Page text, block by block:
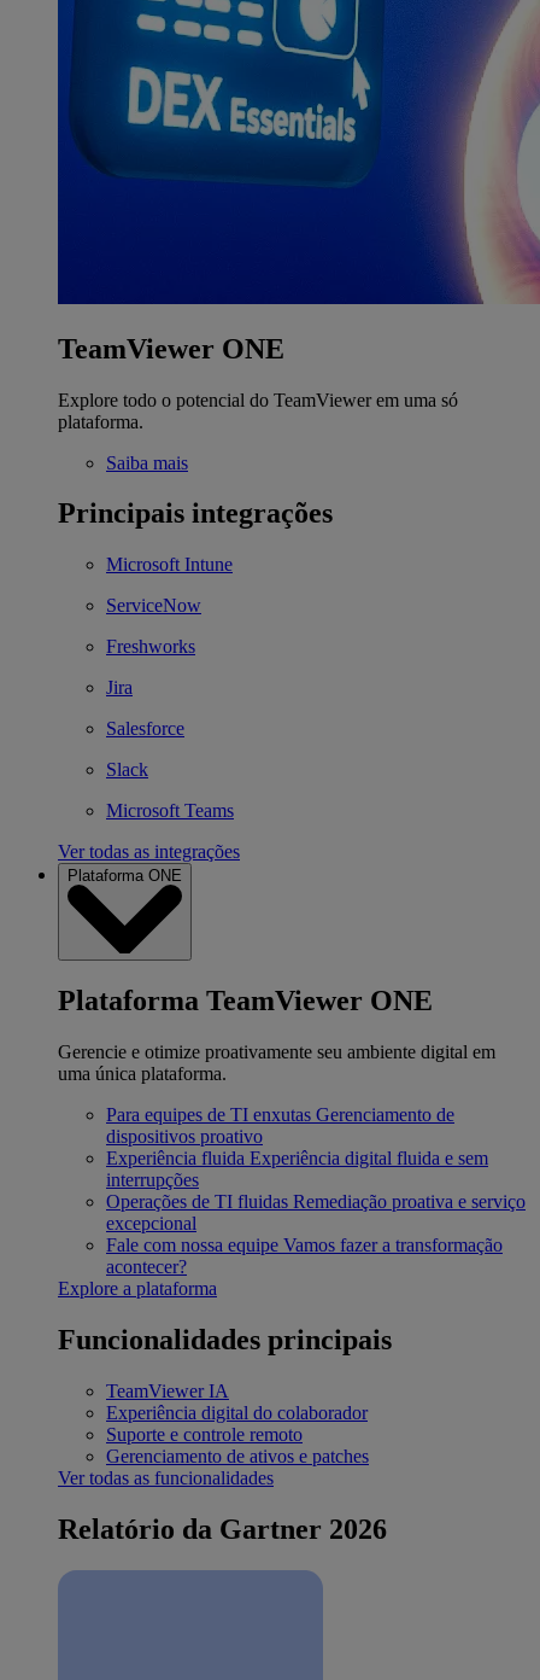
TeamViewer ONE
Explore todo o potencial do TeamViewer em uma só
plataforma.
Saiba mais
Principais integrações
Microsoft Intune
ServiceNow
Freshworks
Jira
Salesforce
Slack
Microsoft Teams
Ver todas as integrações
Plataforma ONE
Plataforma TeamViewer ONE
Gerencie e otimize proativamente seu ambiente digital em
uma única plataforma.
Para equipes de TI enxutas Gerenciamento de
dispositivos proativo
Experiência fluida Experiência digital fluida e sem
interrupções
Operações de TI fluidas Remediação proativa e serviço
excepcional
Fale com nossa equipe Vamos fazer a transformação
acontecer?
Explore a plataforma
Funcionalidades principais
TeamViewer IA
Experiência digital do colaborador
Suporte e controle remoto
Gerenciamento de ativos e patches
Ver todas as funcionalidades
Relatório da Gartner 2026